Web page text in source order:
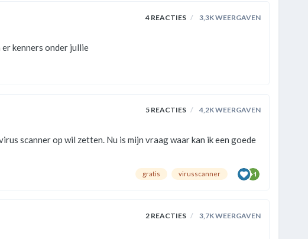
4 REACTIES 3,3KWEERGAVEN
naar een site waar je licensies kan krijgen voor avg anti virus dus serials nummers zijn er kenners onder jullie
5 REACTIES 4,2KWEERGAVEN
gratis virusscanner
2 REACTIES 3,7KWEERGAVEN